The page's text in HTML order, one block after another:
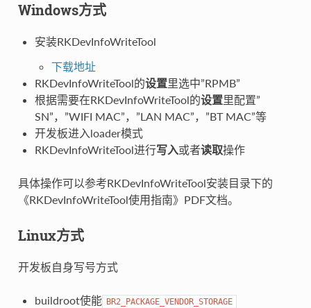
Windows方式
安装RKDevInfoWriteTool
下载地址
RKDevInfoWriteTool的设置里选中”RPMB”
根据需要在RKDevInfoWriteTool的设置里配置”
SN”，”WIFI MAC”，”LAN MAC”，”BT MAC”等
开发板进入loader模式
RKDevInfoWriteTool进行写入或者读取操作
具体操作可以参考RKDevInfoWriteTool安装目录下的
《RKDevInfoWriteTool使用指南》PDF文档。
Linux方式
开发板自身写号方式
buildroot使能 BR2_PACKAGE_VENDOR_STORAGE